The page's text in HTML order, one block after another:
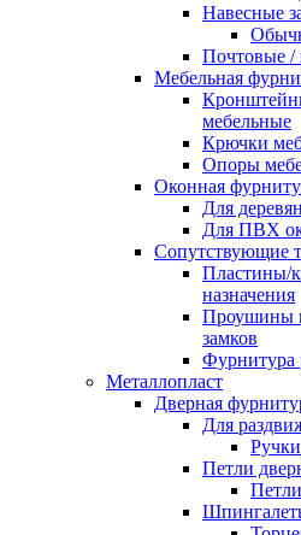
Навесные
Почтовые /
Мебельная
мебельные
Крючки
Опоры
Оконная
Для
Для ПВХ
Сопутствующие
Пластины/
назначения
Проушины
замков
Фурнитура
Металлопласт
Дверная
Для
Петли